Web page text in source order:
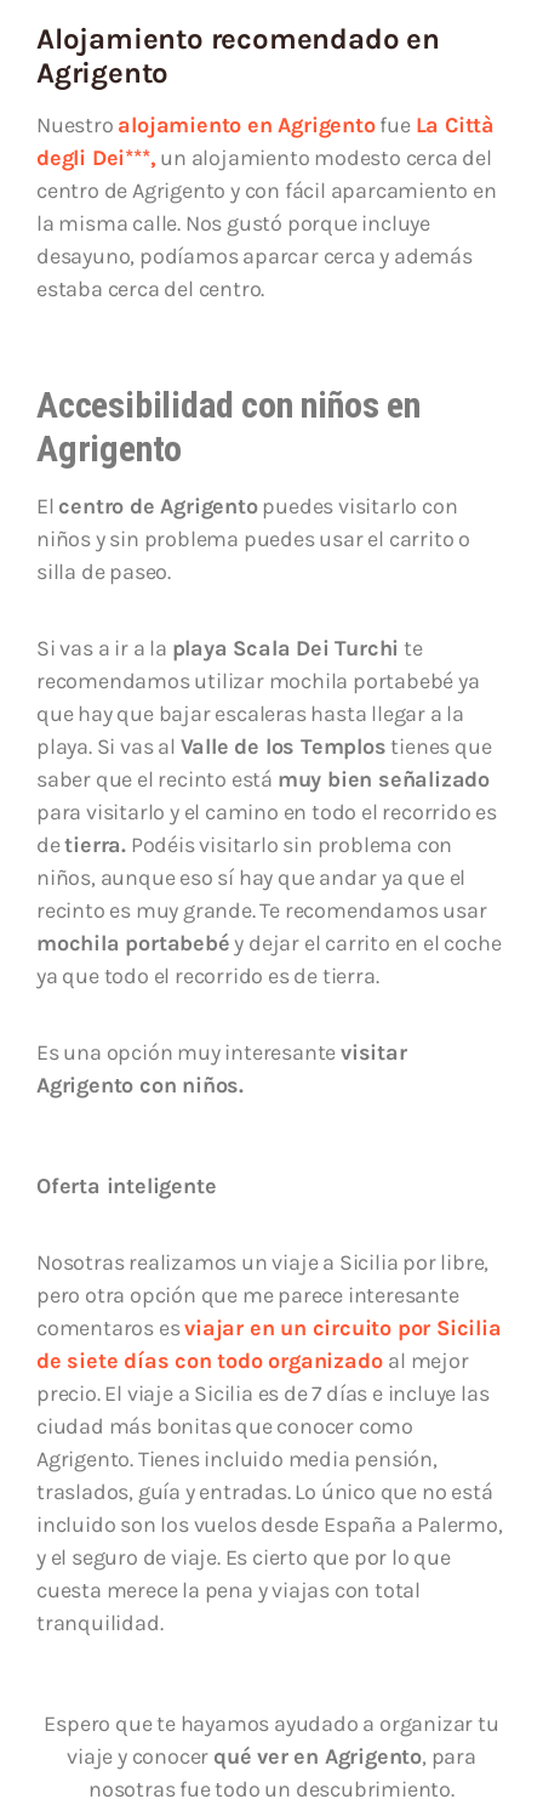
Alojamiento recomendado en
Agrigento
Nuestro alojamiento en Agrigentofue La Città
degli Dei***, un alojamiento modesto cerca del
centro de Agrigento y con fácil aparcamiento en
la misma calle. Nos gustó porque incluye
desayuno, podíamos aparcar cerca y además
estaba cerca del centro.
Accesibilidad con niños en
Agrigento
El centro de Agrigentopuedes visitarlo con
niños y sin problema puedes usar el carrito o
silla de paseo.
Si vas a ir a la playa Scala Dei Turchi te
recomendamos utilizar mochila portabebé ya
que hay que bajar escaleras hasta llegar a la
playa. Si vas al Valle de los Templostienes que
saber que el recinto está muy bien señalizado
para visitarlo y el camino en todo el recorrido es
detierra. Podéis visitarlo sin problema con
niños, aunque eso sí hay que andar ya que el
recinto es muy grande. Te recomendamos usar
mochila portabebéy dejar el carrito en el coche
ya que todo el recorrido es de tierra.
Es una opción muy interesantevisitar
Agrigento con niños.
Oferta inteligente
Nosotras realizamos un viaje a Sicilia por libre,
pero otra opción que me parece interesante
comentaros esviajar en un circuito por Sicilia
de siete días con todo organizado al mejor
precio. El viaje a Sicilia es de 7 días e incluye las
ciudad más bonitas que conocer como
Agrigento. Tienes incluido media pensión,
traslados, guía y entradas. Lo único que no está
incluido son los vuelos desde España a Palermo,
y el seguro de viaje. Es cierto que por lo que
cuesta merece la pena y viajas con total
tranquilidad.
Espero que te hayamos ayudado a organizar tu
viaje y conocer qué ver en Agrigento, para
nosotras fue todo un descubrimiento.